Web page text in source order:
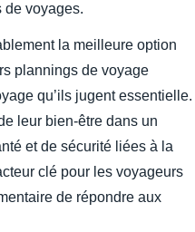
de voyages.
la meilleure option
plannings de voyage
qu’ils jugent essentielle.
leur bien-être dans un
et de sécurité liées à la
clé pour les voyageurs
de répondre aux